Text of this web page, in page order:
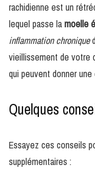
rachidienne est un
lequel passe lamoelle
inflammation chronique
vieillissement de votre
qui peuvent donner
Quelques
Essayez ces conseils
supplémentaires :